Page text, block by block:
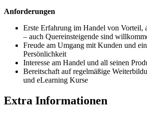
Anforderungen
Erste Erfahrung im Handel von Vorteil,
– auch Quereinsteigende sind
Freude am Umgang mit Kunden und
Persönlichkeit
Interesse am Handel und all seinen
Bereitschaft auf regelmäßige
und eLearning Kurse
Extra Informationen